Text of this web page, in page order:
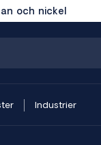
och nickel
Industrier